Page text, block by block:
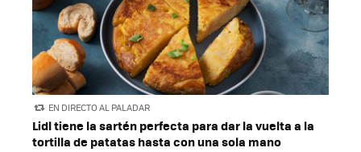
EN DIRECTO AL PALADAR
Lidl tiene la sartén perfecta para dar la vuelta a la
tortilla de patatas hasta con una sola mano